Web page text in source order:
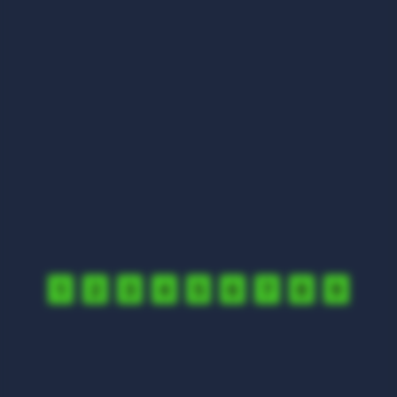
2 3 4 5 6 8 9